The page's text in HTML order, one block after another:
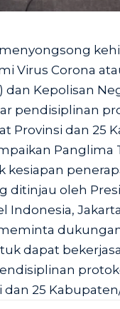
Virus Corona
dan Kepolisan
pendisiplinan
Provinsi dan 25
Panglima
kesiapan
ditinjau oleh
Indonesia,
dapat
25